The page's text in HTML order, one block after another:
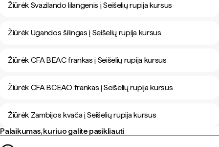
Žiūrėk Svazilando lilangenis į Seišelių rupija kursus
Žiūrėk Ugandos šilingas į Seišelių rupija kursus
Žiūrėk CFA BEAC frankas į Seišelių rupija kursus
Žiūrėk CFA BCEAO frankas į Seišelių rupija kursus
Žiūrėk Zambijos kvača į Seišelių rupija kursus
Palaikumas, kuriuo galite pasikliauti